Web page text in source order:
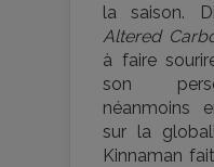
la saison.
Altered
à faire
son
néanmoins
sur la
Kinnaman